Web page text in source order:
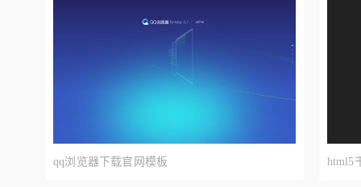
qq浏览器下载官网模板 html5